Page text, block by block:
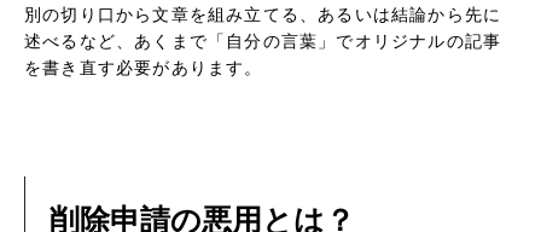
別の切り口から文章を組み立てる、あるいは結論から先に
述べるなど、あくまで「自分の言葉」でオリジナルの記事
を書き直す必要があります。
削除申請の悪用とは？